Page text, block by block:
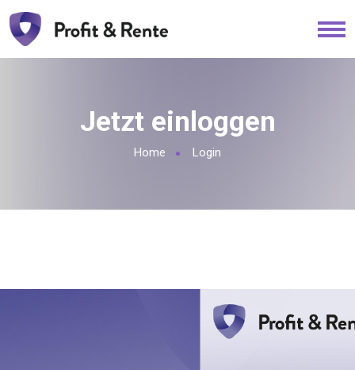
Jetzt einloggen
Home Login